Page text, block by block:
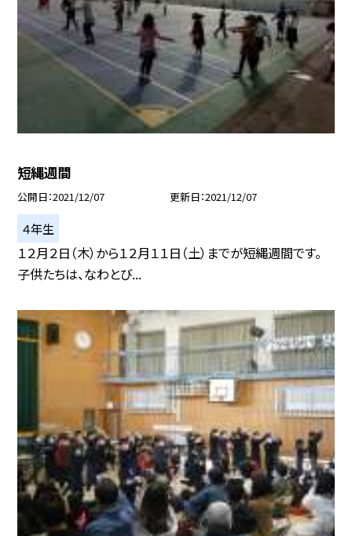
短縄週間
公開日 2021/12/07 更新日 2021/12/07
４年生
１２月２日（木）から１２月１１日（土）までが短縄週間です。
子供たちは、なわとび...